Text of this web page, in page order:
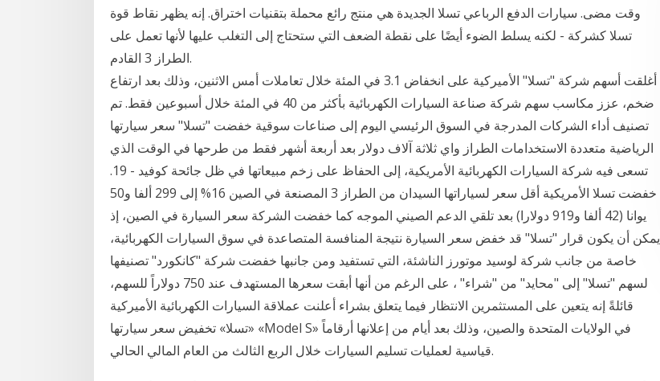
وقت مضى. سيارات الدفع الرباعي تسلا الجديدة هي منتج رائع محملة بتقنيات اختراق. إنه يظهر نقاط قوة
تسلا كشركة - لكنه يسلط الضوء أيضًا على نقطة الضعف التي ستحتاج إلى التغلب عليها لأنها تعمل على
الطراز 3 القادم.
أغلقت أسهم شركة "تسلا" الأميركية على انخفاض 3.1 في المئة خلال تعاملات أمس الاثنين، وذلك بعد ارتفاع
ضخم، عزز مكاسب سهم شركة صناعة السيارات الكهربائية بأكثر من 40 في المئة خلال أسبوعين فقط. تم
تصنيف أداء الشركات المدرجة في السوق الرئيسي اليوم إلى صناعات سوقية خفضت "تسلا" سعر سيارتها
الرياضية متعددة الاستخدامات الطراز واي ثلاثة آلاف دولار بعد أربعة أشهر فقط من طرحها في الوقت الذي
تسعى فيه شركة السيارات الكهربائية الأمريكية، إلى الحفاظ على زخم مبيعاتها في ظل جائحة كوفيد - 19.
خفضت تسلا الأمريكية أقل سعر لسياراتها السيدان من الطراز 3 المصنعة في الصين 16% إلى 299 ألفا و50
يوانا (42 ألفا و919 دولارا) بعد تلقي الدعم الصيني الموجه كما خفضت الشركة سعر السيارة في الصين، إذ
يمكن أن يكون قرار "تسلا" قد خفض سعر السيارة نتيجة المنافسة المتصاعدة في سوق السيارات الكهربائية،
خاصة من جانب شركة لوسيد موتورز الناشئة، التي تستفيد ومن جانبها خفضت شركة "كانكورد" تصنيفها
لسهم "تسلا" إلى "محايد" من "شراء" ، على الرغم من أنها أبقت سعرها المستهدف عند 750 دولاراً للسهم،
قائلةً إنه يتعين على المستثمرين الانتظار فيما يتعلق بشراء أعلنت عملاقة السيارات الكهربائية الأميركية
«تسلا» تخفيض سعر سيارتها «Model S» في الولايات المتحدة والصين، وذلك بعد أيام من إعلانها أرقاماً
قياسية لعمليات تسليم السيارات خلال الربع الثالث من العام المالي الحالي.